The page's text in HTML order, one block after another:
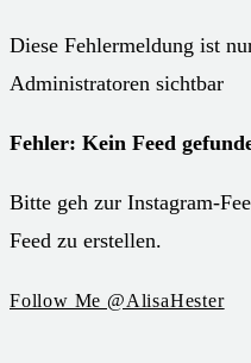
Diese Fehlermeldung ist
Administratoren sichtbar
Fehler: Kein Feed
Bitte geh zur Instagram-
Feed zu erstellen.
Follow Me @AlisaHester